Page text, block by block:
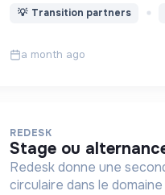
💡 Transition partners
a month ago
REDESK
stage ou
Redesk donne une
circulaire dans le